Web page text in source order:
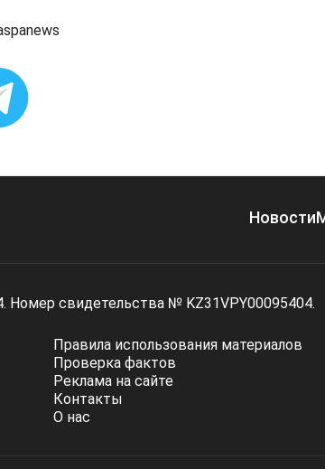
Новости
Номер свидетельства № KZ31VPY00095404.
Правила использования материалов
Проверка фактов
Реклама на сайте
Контакты
О нас